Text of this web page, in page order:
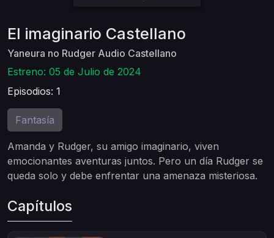
El imaginario Castellano
Yaneura no Rudger Audio Castellano
Estreno: 05 de Julio de 2024
Episodios: 1
Fantasía
Amanda y Rudger, su amigo imaginario, viven
emocionantes aventuras juntos. Pero un día Rudger se
queda solo y debe enfrentar una amenaza misteriosa.
Capítulos